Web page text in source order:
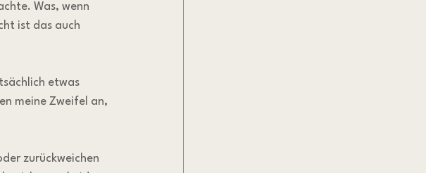
Was, wenn
ist das auch
etwas
meine Zweifel an,
zurückweichen